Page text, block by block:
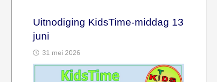
Uitnodiging KidsTime-middag 13
juni
31 mei 2026